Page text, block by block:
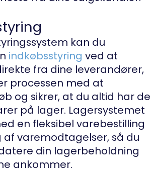
kan du
indkøbsstyring ved at
fra dine leverandører,
processen med at
og sikrer, at du altid har de
på lager. Lagersystemet
en fleksibel varebestilling
af varemodtagelser, så du
din lagerbeholdning
ankommer.